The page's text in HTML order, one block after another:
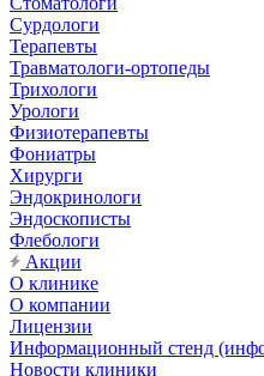
Сурдологи
Терапевты
Травматологи-ортопеды
Трихологи
Урологи
Физиотерапевты
Фониатры
Хирурги
Эндокринологи
Эндоскописты
Флебологи
Акции
О клинике
О компании
Лицензии
Информационный стенд
Новости клиники